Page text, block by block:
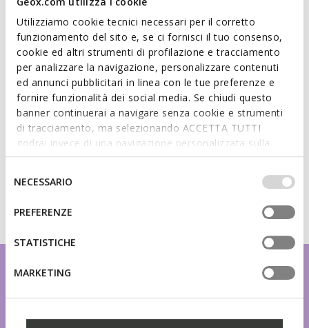
Utilizziamo cookie tecnici necessari per il corretto
funzionamento del sito e, se ci fornisci il tuo consenso,
cookie ed altri strumenti di profilazione e tracciamento
per analizzare la navigazione, personalizzare contenuti
ed annunci pubblicitari in linea con le tue preferenze e
fornire funzionalità dei social media. Se chiudi questo
banner continuerai a navigare senza cookie e strumenti
di tracciamento, ma selezionando ACCETTA TUTTI
godrai invece di una navigazione personalizzata sulla
base dei tuoi gusti ed interessi. Selezionando
IMPOSTAZIONI potrai anche scegliere quali cookies ed
altri strumenti di tracciamento autorizzare. Per maggiori
informazioni o per modificare in qualsiasi momento le
tue impostazioni, visita la nostra
consenso
NECESSARIO
PREFERENZE
STATISTICHE
MARKETING
Semelle intérieure amovible
Matériaux
Technologies